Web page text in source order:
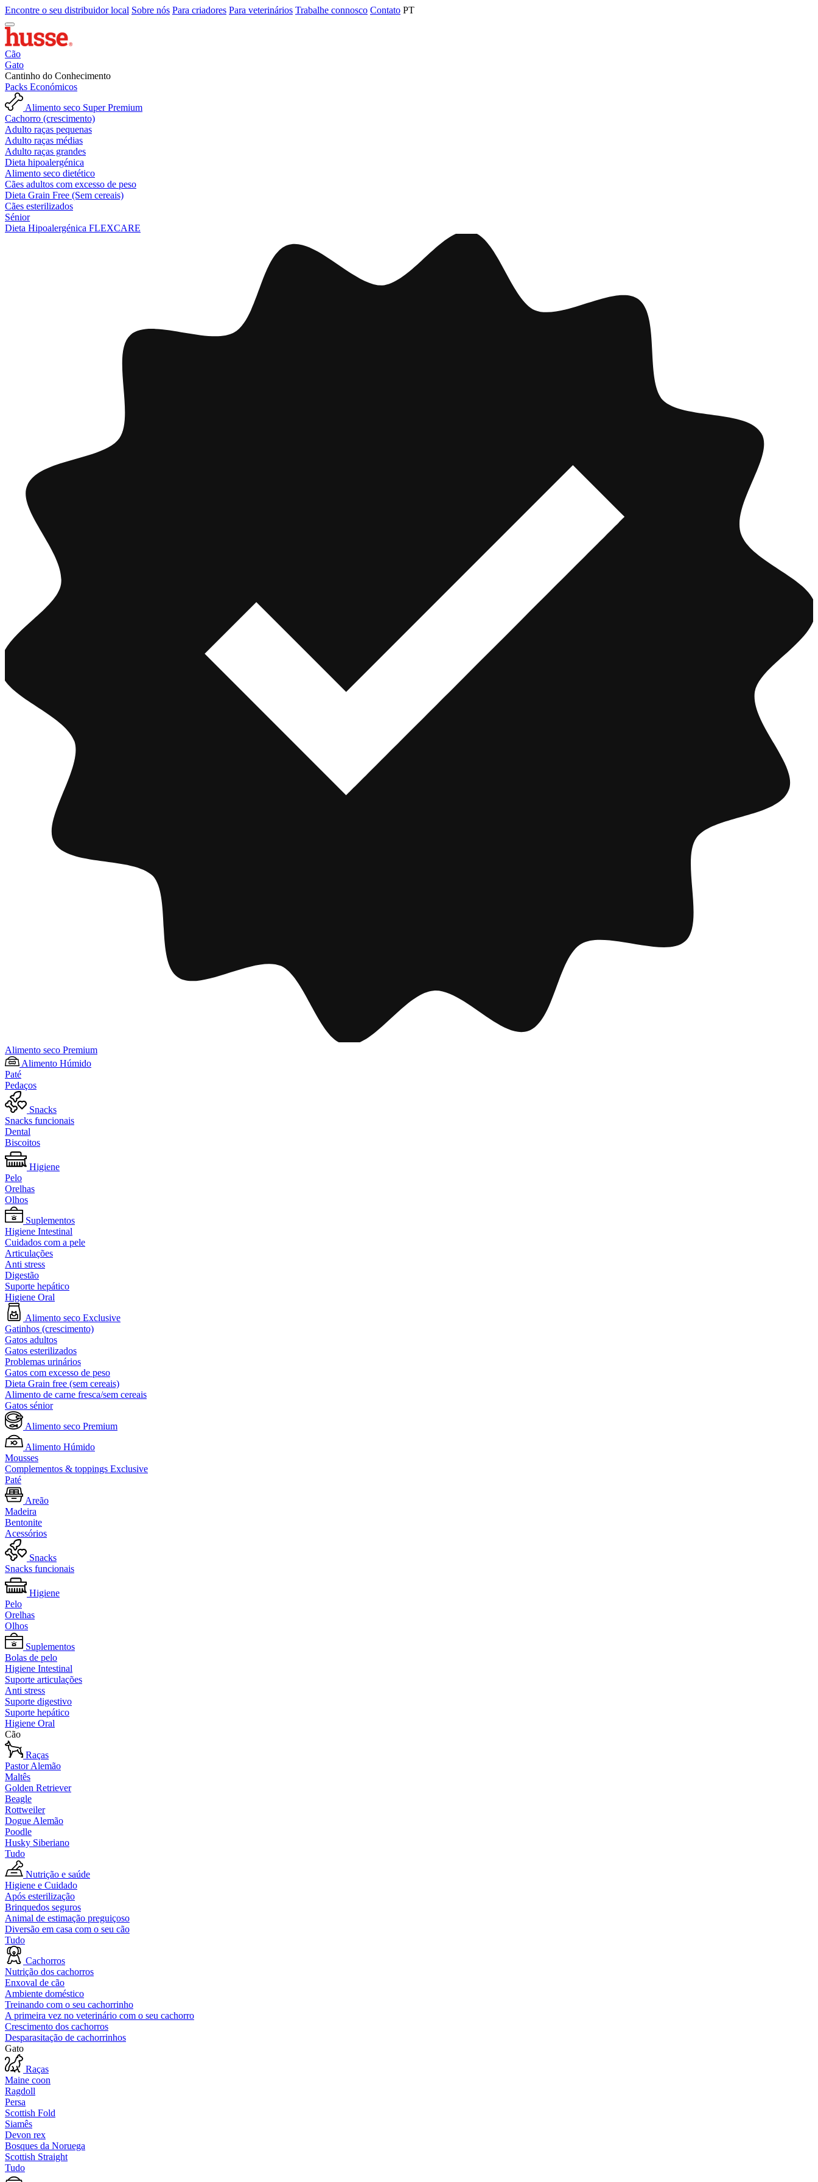
Encontre o seu distribuidor local Sobre nós Para criadores Para veterinários Trabalhe connosco Contato PT
Cão
Gato
Cantinho do Conhecimento
Packs Económicos
Alimento seco Super Premium
Cachorro (crescimento)
Adulto raças pequenas
Adulto raças médias
Adulto raças grandes
Dieta hipoalergénica
Alimento seco dietético
Cães adultos com excesso de peso
Dieta Grain Free (Sem cereais)
Cães esterilizados
Sénior
Dieta Hipoalergénica FLEXCARE
Alimento seco Premium
Alimento Húmido
Paté
Pedaços
Snacks
Snacks funcionais
Dental
Biscoitos
Higiene
Pelo
Orelhas
Olhos
Suplementos
Higiene Intestinal
Cuidados com a pele
Articulações
Anti stress
Digestão
Suporte hepático
Higiene Oral
Alimento seco Exclusive
Gatinhos (crescimento)
Gatos adultos
Gatos esterilizados
Problemas urinários
Gatos com excesso de peso
Dieta Grain free (sem cereais)
Alimento de carne fresca/sem cereais
Gatos sénior
Alimento seco Premium
Alimento Húmido
Mousses
Complementos & toppings Exclusive
Paté
Areão
Madeira
Bentonite
Acessórios
Snacks
Snacks funcionais
Higiene
Pelo
Orelhas
Olhos
Suplementos
Bolas de pelo
Higiene Intestinal
Suporte articulações
Anti stress
Suporte digestivo
Suporte hepático
Higiene Oral
Cão
Raças
Pastor Alemão
Maltês
Golden Retriever
Beagle
Rottweiler
Dogue Alemão
Poodle
Husky Siberiano
Tudo
Nutrição e saúde
Higiene e Cuidado
Após esterilização
Brinquedos seguros
Animal de estimação preguiçoso
Diversão em casa com o seu cão
Tudo
Cachorros
Nutrição dos cachorros
Enxoval de cão
Ambiente doméstico
Treinando com o seu cachorrinho
A primeira vez no veterinário com o seu cachorro
Crescimento dos cachorros
Desparasitação de cachorrinhos
Gato
Raças
Maine coon
Ragdoll
Persa
Scottish Fold
Siamês
Devon rex
Bosques da Noruega
Scottish Straight
Tudo